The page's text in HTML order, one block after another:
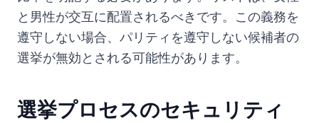
と男性が交互に配置されるべきです。この義務を
遵守しない場合、パリティを遵守しない候補者の
選挙が無効とされる可能性があります。
選挙プロセスのセキュリティ